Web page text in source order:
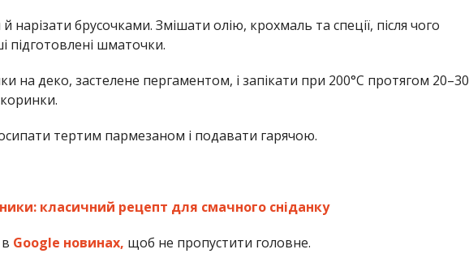
нарізати брусочками. Змішати олію, крохмаль та спеції, після чого
підготовлені шматочки.
на деко, застелене пергаментом, і запікати при 200°C протягом 20–30
тертим пармезаном і подавати гарячою.
класичний рецепт для смачного сніданку
Google новинах, щоб не пропустити головне.